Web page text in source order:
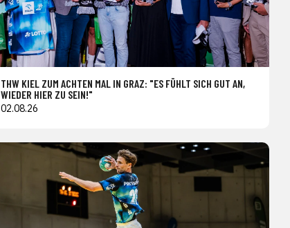
THW KIEL ZUM ACHTEN MAL IN GRAZ: "ES FÜHLT SICH GUT AN,
WIEDER HIER ZU SEIN!"
02.08.26